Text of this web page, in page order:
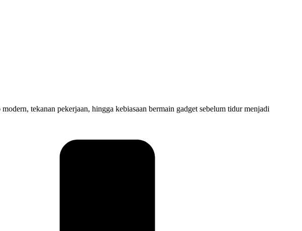
tekanan pekerjaan, hingga kebiasaan bermain gadget sebelum tidur menjadi